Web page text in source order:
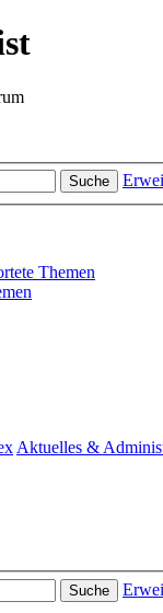
Suche
Themen
Aktuelles &
Suche